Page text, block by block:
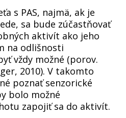
s PAS, najmä, ak je
sa bude zúčastňovať
aktivít ako jeho
na odlišnosti
vždy možné (porov.
2010). V takomto
poznať senzorické
bolo možné
zapojiť sa do aktivít.